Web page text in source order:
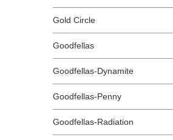
Gold Circle
Goodfellas
Goodfellas-Dynamite
Goodfellas-Penny
Goodfellas-Radiation